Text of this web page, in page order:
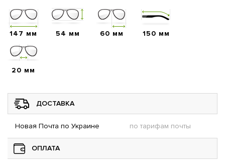
147 мм 54 мм 60 мм 150 мм
20 мм
ДОСТАВКА
Новая Почта по Украине по тарифам почты
ОПЛАТА